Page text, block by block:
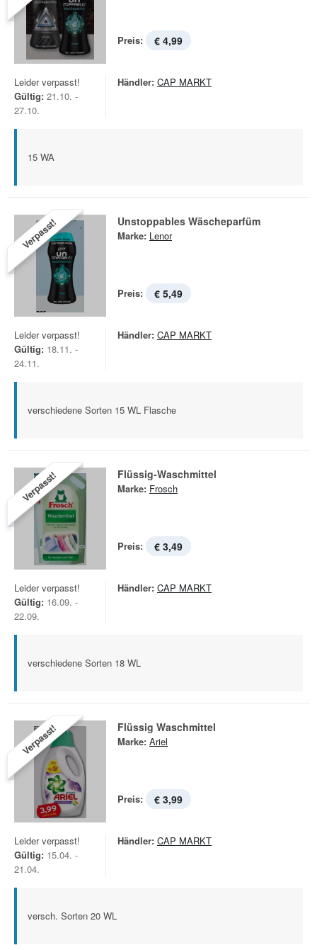
Preis: € 4,99
Leider verpasst!
Gültig: 21.10. -
27.10.
Händler: CAP MARKT
15 WA
Verpasst! Unstoppables Wäscheparfüm
Marke: Lenor
Preis: € 5,49
Leider verpasst!
Gültig: 18.11. -
24.11.
Händler: CAP MARKT
verschiedene Sorten 15 WL Flasche
Verpasst! Flüssig-Waschmittel
Marke: Frosch
Preis: € 3,49
Leider verpasst!
Gültig: 16.09. -
22.09.
Händler: CAP MARKT
verschiedene Sorten 18 WL
Verpasst! Flüssig Waschmittel
Marke: Ariel
Preis: € 3,99
Leider verpasst!
Gültig: 15.04. -
21.04.
Händler: CAP MARKT
versch. Sorten 20 WL